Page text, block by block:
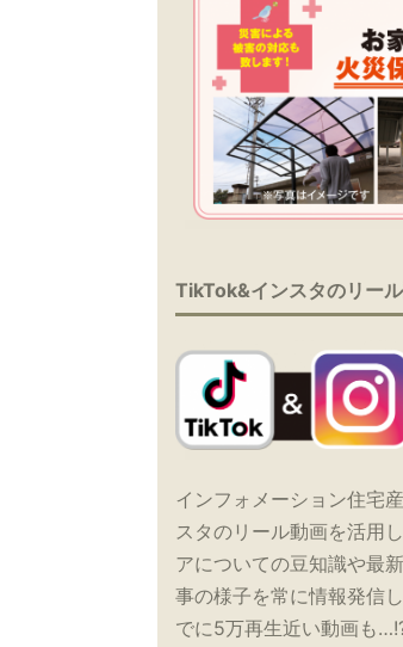
TikTok&インスタのリー
インフォメーション住宅
スタのリール動画を活用
アについての豆知識や最
事の様子を常に情報発信
でに5万再生近い動画も